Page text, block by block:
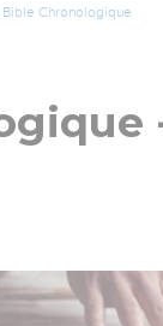
Bible Chronologique